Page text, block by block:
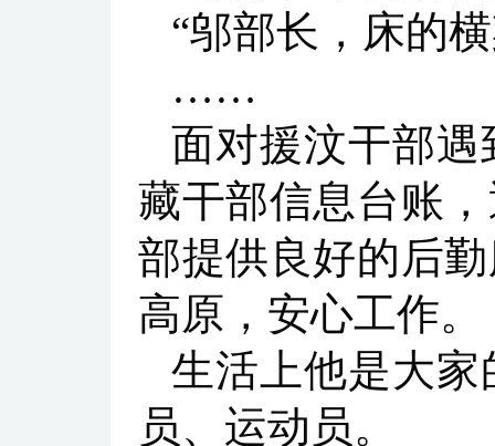
“邬部长，床的
……
面对援汶干部
藏干部信息台账
部提供良好的后
高原，安心工作。
生活上他是大
员、运动员。